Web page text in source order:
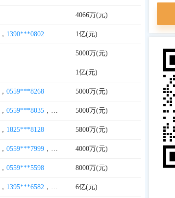
4066万(元)
， 1390***0802 1亿(元)
5000万(元)
1亿(元)
， 0559***8268 5000万(元)
， 0559***8035 ， 1895***52515000万(元)
， 1825***8128 5800万(元)
， 0559***7999 ， 0559***7777，0559***7987
4000万(元)
， 0559***5598 8000万(元)
， 1395***6582 ， 0559***7717，0559***8822
6亿(元)